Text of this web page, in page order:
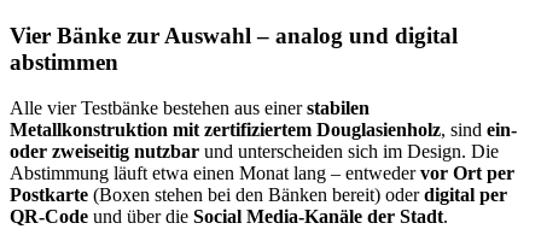
Vier Bänke zur Auswahl – analog und digital
abstimmen
Alle vier Testbänke bestehen aus einerstabilen
Metallkonstruktion mit zertifiziertem Douglasienholz, sind ein-
oder zweiseitig nutzbar und unterscheiden sich im Design. Die
Abstimmung läuft etwa einen Monat lang – entwedervor Ort per
Postkarte (Boxen stehen bei den Bänken bereit) oderdigital per
QR-Code und über die Social Media-Kanäle der Stadt.